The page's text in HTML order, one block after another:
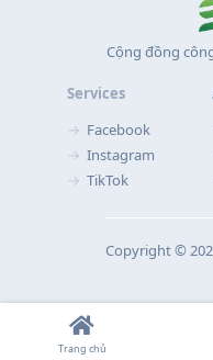
Cộng đồng
Services
Facebook
Instagram
TikTok
Copyright ©
Trang chủ